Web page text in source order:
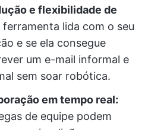
e flexibilidade de
lida com o seu
e se ela consegue
um e-mail informal e
sem soar robótica.
em tempo real:
de equipe podem